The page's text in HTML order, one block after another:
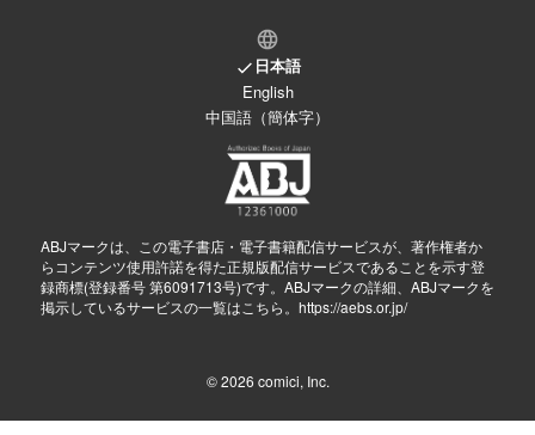
日本語
English
中国語（簡体字）
ABJマークは、この電子書店・電子書籍配信サービスが、著作権者か
らコンテンツ使用許諾を得た正規版配信サービスであることを示す登
録商標(登録番号 第6091713号)です。ABJマークの詳細、ABJマークを
掲示しているサービスの一覧はこちら。 https://aebs.or.jp/
© 2026 comici, Inc.